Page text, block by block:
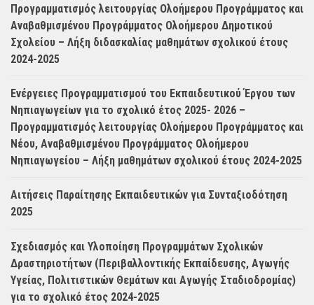
Προγραμματισμός λειτουργίας Ολοήμερου Προγράμματος και
Αναβαθμισμένου Προγράμματος Ολοήμερου Δημοτικού
Σχολείου – Λήξη διδασκαλίας μαθημάτων σχολικού έτους
2024-2025
Ενέργειες Προγραμματισμού του Εκπαιδευτικού Έργου των
Νηπιαγωγείων για το σχολικό έτος 2025- 2026 –
Προγραμματισμός λειτουργίας Ολοήμερου Προγράμματος και
Νέου, Αναβαθμισμένου Προγράμματος Ολοήμερου
Νηπιαγωγείου – Λήξη μαθημάτων σχολικού έτους 2024-2025
Αιτήσεις Παραίτησης Εκπαιδευτικών για Συνταξιοδότηση
2025
Σχεδιασμός και Υλοποίηση Προγραμμάτων Σχολικών
Δραστηριοτήτων (Περιβαλλοντικής Εκπαίδευσης, Αγωγής
Υγείας, Πολιτιστικών Θεμάτων και Αγωγής Σταδιοδρομίας)
για το σχολικό έτος 2024-2025